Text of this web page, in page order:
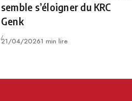
semble s’éloigner du KRC
Genk
Publié
21/04/20261 min lire